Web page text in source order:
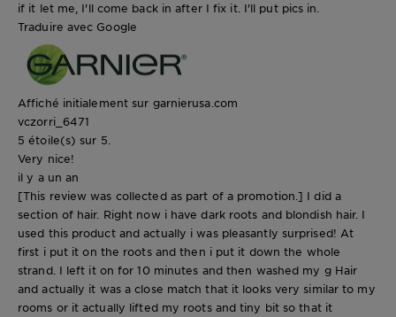
if it let me, I'll come back in after I fix it. I'll put pics in.
Traduire avec Google
Affiché initialement sur garnierusa.com
vczorri_6471
5 étoile(s) sur 5.
Very nice!
il y a un an
[This review was collected as part of a promotion.] I did a
section of hair. Right now i have dark roots and blondish hair. I
used this product and actually i was pleasantly surprised! At
first i put it on the roots and then i put it down the whole
strand. I left it on for 10 minutes and then washed my g Hair
and actually it was a close match that it looks very similar to my
rooms or it actually lifted my roots and tiny bit so that it